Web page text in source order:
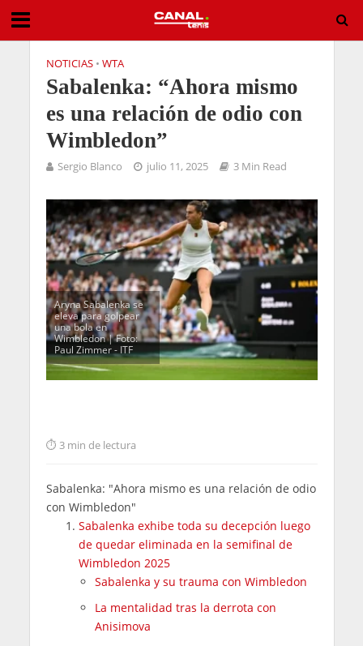
NOTICIAS • WTA
Sabalenka: “Ahora mismo
es una relación de odio con
Wimbledon”
Sergio Blanco julio 11, 2025 3 Min Read
Aryna Sabalenka se
eleva para golpear
una bola en
Wimbledon | Foto:
Paul Zimmer - ITF
3 min de lectura
Sabalenka: "Ahora mismo es una relación de odio
con Wimbledon"
Sabalenka exhibe toda su decepción luego
de quedar eliminada en la semifinal de
Wimbledon 2025
Sabalenka y su trauma con Wimbledon
La mentalidad tras la derrota con
Anisimova